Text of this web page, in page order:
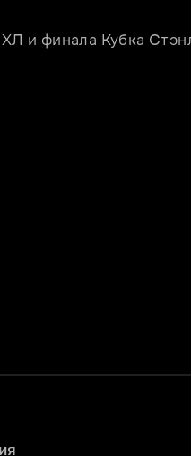
и финала Кубка